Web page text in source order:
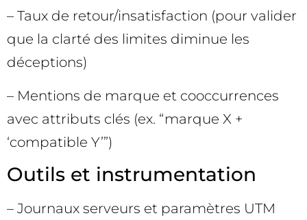
– Taux de retour/insatisfaction (pour valider
que la clarté des limites diminue les
déceptions)
– Mentions de marque et cooccurrences
avec attributs clés (ex. “marque X +
‘compatible Y’”)
Outils et instrumentation
– Journaux serveurs et paramètres UTM